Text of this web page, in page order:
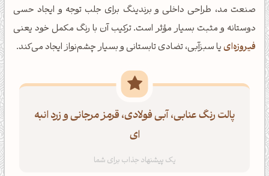
صنعت مد، طراحی داخلی و برندینگ برای جلب توجه و ایجاد حسی
دوستانه و مثبت بسیار مؤثر است. ترکیب آن با رنگ مکمل خود یعنی
فیروزه‌اییا سبزآبی، تضادی تابستانی و بسیار چشم‌نواز ایجاد می‌کند.
پالت رنگ عنابی، آبی فولادی، قرمز مرجانی و زرد انبه
ای